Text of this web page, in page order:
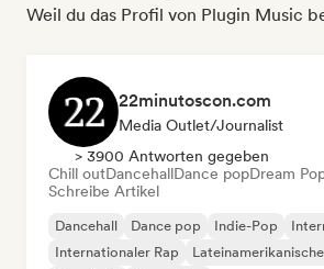
Weil du das Profil von Plugin Music
22minutoscon.com
Media Outlet/Journalist
> 3900 Antworten gegeben
Chill outDancehallDance popDream
Schreibe Artikel
Dancehall Dance pop Indie-Pop
Internationaler Rap